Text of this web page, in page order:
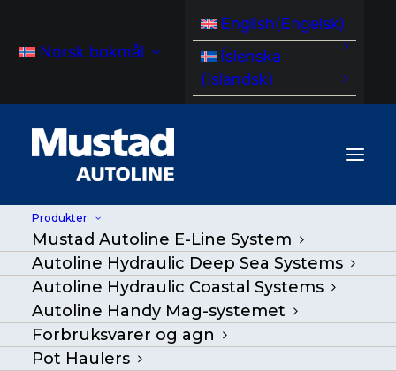
Norsk bokmål
English(Engelsk)
Íslenska
(Islandsk)
Produkter
Mustad Autoline E-Line System
Autoline Hydraulic Deep Sea Systems
Autoline Hydraulic Coastal Systems
Autoline Handy Mag-systemet
Forbruksvarer og agn
Pot Haulers